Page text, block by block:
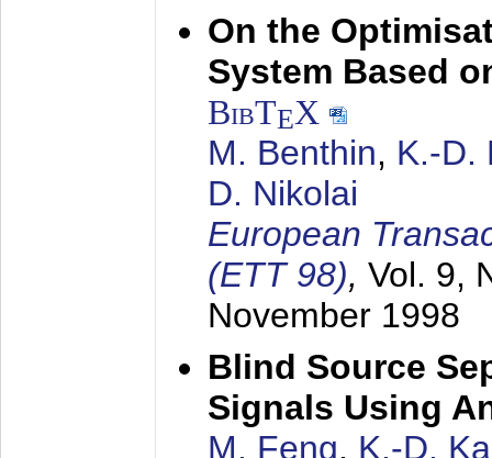
On the
System Based
BibTEX
M. Benthin, K.-D.
D. Nikolai
European
(ETT 98), Vol. 9,
November 1998
Blind Source
Signals Using
M. Feng, K.-D.